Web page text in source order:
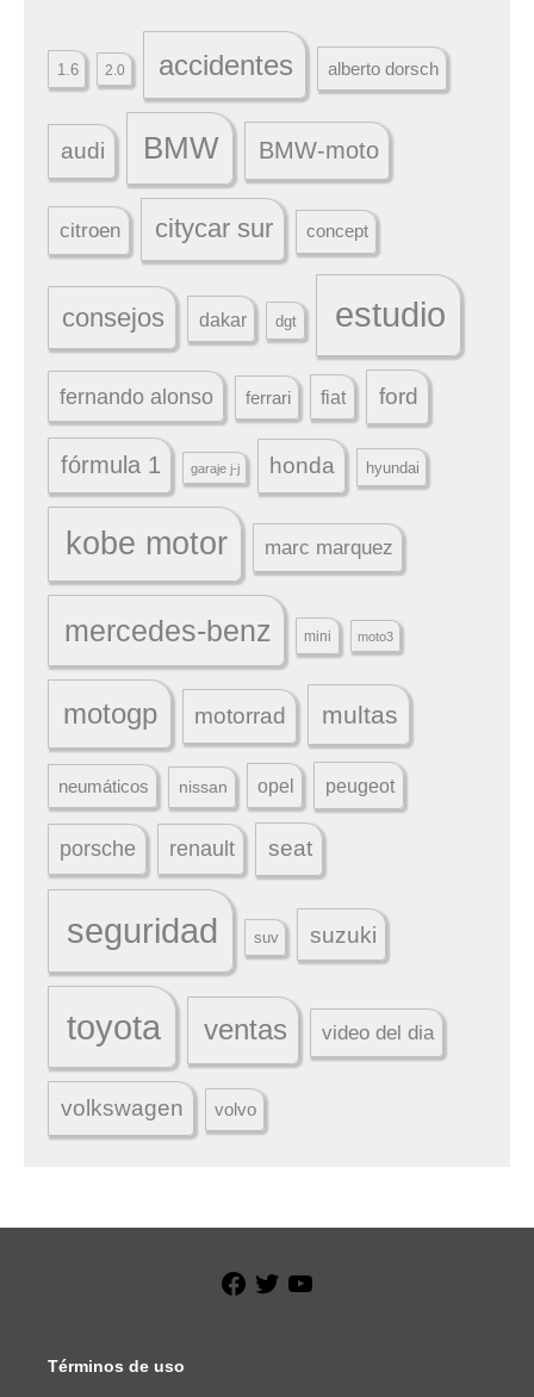
1.6 2.0 accidentes alberto dorsch
audi BMW BMW-moto
citroen citycar sur concept
consejos dakar dgt estudio
fernando alonso ferrari fiat ford
fórmula 1 garaje j-j honda hyundai
kobe motor marc marquez
mercedes-benz mini moto3
motogp motorrad multas
neumáticos nissan opel peugeot
porsche renault seat
seguridad suv suzuki
toyota ventas video del dia
volkswagen volvo
Facebook
Twitter
Términos de uso